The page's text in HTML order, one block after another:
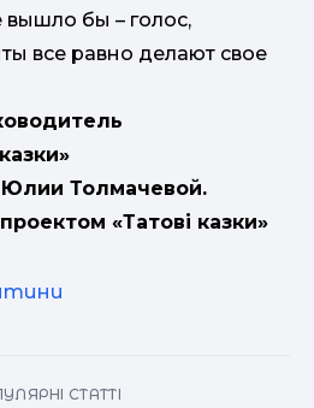
вышло бы – голос,
все равно делают свое
Толмачевой.
«Татові казки»
СТАТТІ